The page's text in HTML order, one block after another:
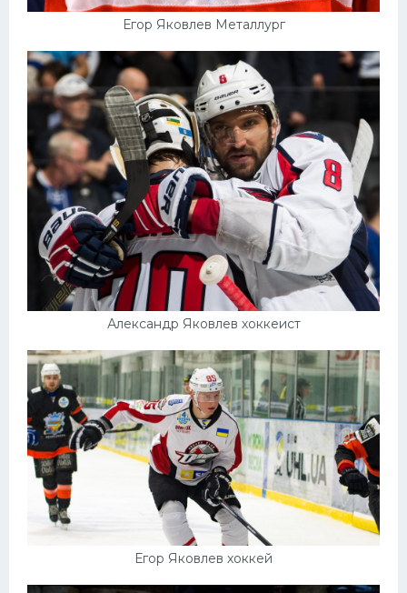
Егор Яковлев Металлург
Александр Яковлев хоккеист
Егор Яковлев хоккей